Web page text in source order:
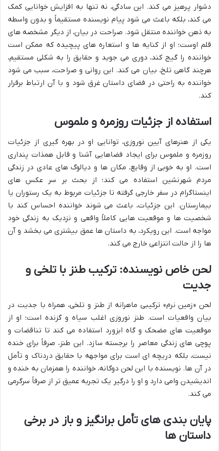
دشوار پرهیز می کند. این سادگی، نه تنها به افزایش خوانایی کمک
می کند، بلکه باعث می شود پیام نویسنده مستقیماً و بدون واسطه
به ذهن خواننده منتقل شود. صراحت در بیان، از دیگر مشخصه های
قلم اوست؛ او از کنایه ها و استعاره های پیچیده که ممکن است
خواننده را گیج کند، دوری می جوید و حقایق را به شکلی مستقیم،
هرچند گاهی تلخ، بیان می کند. این روانی و صراحت، سبب می شود
خواننده به راحتی در فضای داستان غرق شود و با آن ارتباط برقرار
کند.
استفاده از جزئیات روزمره و ملموس
یکی از هنرهای آیین نوروزی، توانایی او در بهره گیری از جزئیات
روزمره و ملموس برای ایجاد فضاهایی آشنا و قابل همذات پنداری
است. او به خوبی از وقایع، مکان ها و دیالوگ های عادی در زندگی
مردم شهرنشین استفاده می کند؛ از بحث بر سر عکس های
اینستاگرام در سفر خارجی گرفته تا جزئیات مربوط به یک رستوران یا
بیمارستان. این جزئیات، باعث می شوند خواننده احساس کند با
شخصیت ها و موقعیت هایی کاملاً واقعی و نزدیک به زندگی خود
مواجه است. این رویکرد، به داستان ها عمق بیشتری می بخشد و آن
ها را از حالت انتزاعی خارج می کند.
لحن خاص نویسنده: ترکیب طنز با تلخی و
جدیت
لحن «زمین نرم» ترکیبی ماهرانه از طنز و تلخی، همراه با جدیت در
بیان واقعیات است. طنز نوروزی اغلب سیاه و گزنده است؛ او از
موقعیت های مضحک و گاه ابزورد استفاده می کند تا تناقضات و
پوچی های زندگی معاصر را برجسته سازد. این طنز، صرفاً برای خنده
نیست، بلکه دریچه ای است برای مواجهه با حقایق دردناک و تأمل
در آن ها. نویسنده با این لحن دوگانه، خواننده را همزمان به خنده و
اندیشیدن وامی دارد و او را درگیر یک تجربه عمیق تر از صرفاً سرگرمی
می کند.
پایان بندی های تأمل برانگیز و باز در برخی
داستان ها